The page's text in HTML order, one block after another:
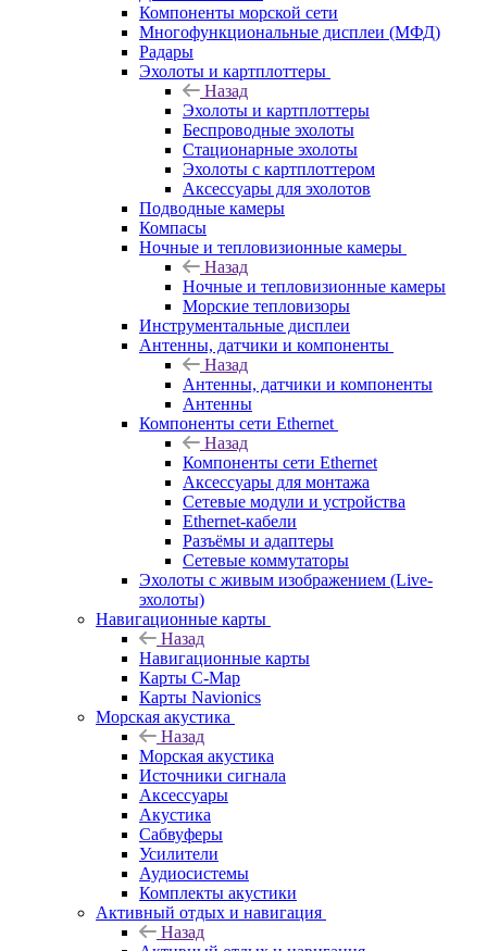
Компоненты морской сети
Многофункциональные дисплеи (МФД)
Радары
Эхолоты и картплоттеры
Назад
Эхолоты и картплоттеры
Беспроводные эхолоты
Стационарные эхолоты
Эхолоты с картплоттером
Аксессуары для эхолотов
Подводные камеры
Компасы
Ночные и тепловизионные камеры
Назад
Ночные и тепловизионные камеры
Морские тепловизоры
Инструментальные дисплеи
Антенны, датчики и компоненты
Назад
Антенны, датчики и компоненты
Антенны
Компоненты сети Ethernet
Назад
Компоненты сети Ethernet
Аксессуары для монтажа
Сетевые модули и устройства
Ethernet-кабели
Разъёмы и адаптеры
Сетевые коммутаторы
Эхолоты с живым изображением (Live-
эхолоты)
Навигационные карты
Назад
Навигационные карты
Карты C-Map
Карты Navionics
Морская акустика
Назад
Морская акустика
Источники сигнала
Аксессуары
Акустика
Сабвуферы
Усилители
Аудиосистемы
Комплекты акустики
Активный отдых и навигация
Назад